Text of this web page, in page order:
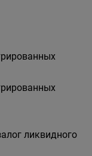
ликвидного